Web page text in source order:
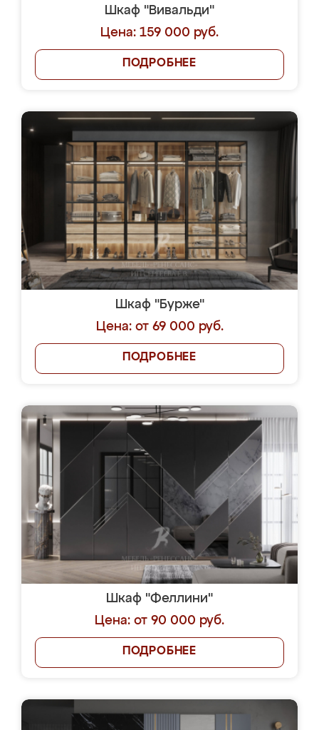
Шкаф "Вивальди"
Цена: 159 000 руб.
ПОДРОБНЕЕ
Шкаф "Бурже"
Цена: от 69 000 руб.
ПОДРОБНЕЕ
Шкаф "Феллини"
Цена: от 90 000 руб.
ПОДРОБНЕЕ